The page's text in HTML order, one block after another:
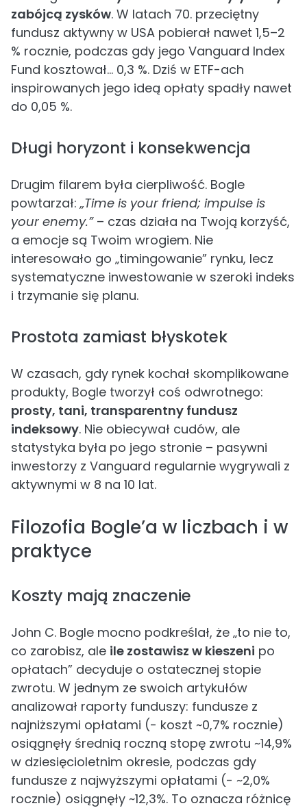
zabójcą zysków. W latach 70. przeciętny
fundusz aktywny w USA pobierał nawet 1,5–2
% rocznie, podczas gdy jego Vanguard Index
Fund kosztował… 0,3 %. Dziś w ETF-ach
inspirowanych jego ideą opłaty spadły nawet
do 0,05 %.
Długi horyzont i konsekwencja
Drugim filarem była cierpliwość. Bogle
powtarzał:„Time is your friend; impulse is
your enemy.”– czas działa na Twoją korzyść,
a emocje są Twoim wrogiem. Nie
interesowało go „timingowanie” rynku, lecz
systematyczne inwestowanie w szeroki indeks
i trzymanie się planu.
Prostota zamiast błyskotek
W czasach, gdy rynek kochał skomplikowane
produkty, Bogle tworzył coś odwrotnego:
prosty, tani, transparentny fundusz
indeksowy. Nie obiecywał cudów, ale
statystyka była po jego stronie – pasywni
inwestorzy z Vanguard regularnie wygrywali z
aktywnymi w 8 na 10 lat.
Filozofia Bogle’a w liczbach i w
praktyce
Koszty mają znaczenie
John C. Bogle mocno podkreślał, że „to nie to,
co zarobisz, ale ile zostawisz w kieszeni po
opłatach” decyduje o ostatecznej stopie
zwrotu. W jednym ze swoich artykułów
analizował raporty funduszy: fundusze z
najniższymi opłatami (- koszt ~0,7% rocznie)
osiągnęły średnią roczną stopę zwrotu ~14,9%
w dziesięcioletnim okresie, podczas gdy
fundusze z najwyższymi opłatami (- ~2,0%
rocznie) osiągnęły ~12,3%. To oznacza różnicę